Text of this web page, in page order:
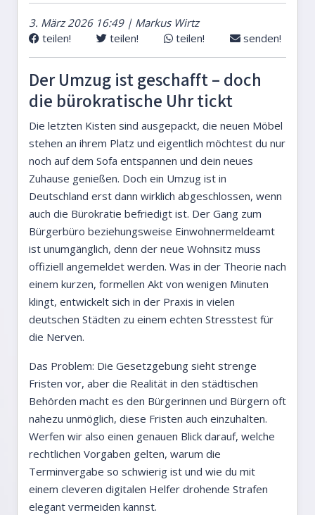
3. März 2026 16:49 | Markus Wirtz
teilen!
teilen! teilen! senden!
Der Umzug ist geschafft – doch
die bürokratische Uhr tickt
Die letzten Kisten sind ausgepackt, die neuen Möbel
stehen an ihrem Platz und eigentlich möchtest du nur
noch auf dem Sofa entspannen und dein neues
Zuhause genießen. Doch ein Umzug ist in
Deutschland erst dann wirklich abgeschlossen, wenn
auch die Bürokratie befriedigt ist. Der Gang zum
Bürgerbüro beziehungsweise Einwohnermeldeamt
ist unumgänglich, denn der neue Wohnsitz muss
offiziell angemeldet werden. Was in der Theorie nach
einem kurzen, formellen Akt von wenigen Minuten
klingt, entwickelt sich in der Praxis in vielen
deutschen Städten zu einem echten Stresstest für
die Nerven.
Das Problem: Die Gesetzgebung sieht strenge
Fristen vor, aber die Realität in den städtischen
Behörden macht es den Bürgerinnen und Bürgern oft
nahezu unmöglich, diese Fristen auch einzuhalten.
Werfen wir also einen genauen Blick darauf, welche
rechtlichen Vorgaben gelten, warum die
Terminvergabe so schwierig ist und wie du mit
einem cleveren digitalen Helfer drohende Strafen
elegant vermeiden kannst.